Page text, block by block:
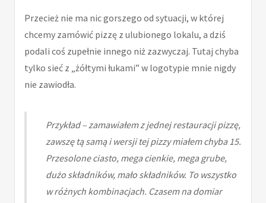
Przecież nie ma nic gorszego od sytuacji, w której
chcemy zamówić pizzę z ulubionego lokalu, a dziś
podali coś zupełnie innego niż zazwyczaj. Tutaj chyba
tylko sieć z „żółtymi łukami” w logotypie mnie nigdy
nie zawiodła.
Przykład – zamawiałem z jednej restauracji pizzę,
zawszę tą samą i wersji tej pizzy miałem chyba 15.
Przesolone ciasto, mega cienkie, mega grube,
dużo składników, mało składników. To wszystko
w różnych kombinacjach. Czasem na domiar